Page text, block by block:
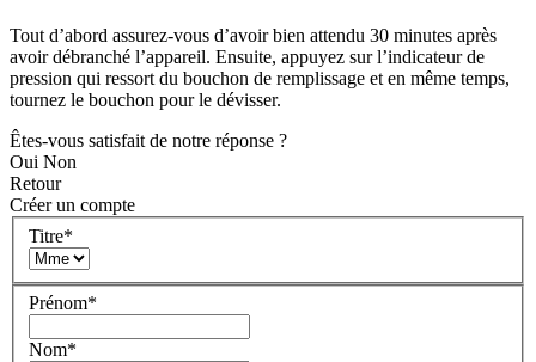
Tout d’abord assurez-vous d’avoir bien attendu 30 minutes après
avoir débranché l’appareil. Ensuite, appuyez sur l’indicateur de
pression qui ressort du bouchon de remplissage et en même temps,
tournez le bouchon pour le dévisser.
Êtes-vous satisfait de notre réponse ?
Oui Non
Retour
Créer un compte
Titre*
Prénom*
Nom*